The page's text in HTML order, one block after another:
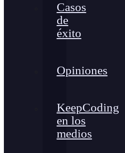
Casos
de
éxito
Opiniones
KeepCoding
en los
medios